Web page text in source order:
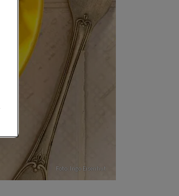
Foto: Ingo Eisenhut